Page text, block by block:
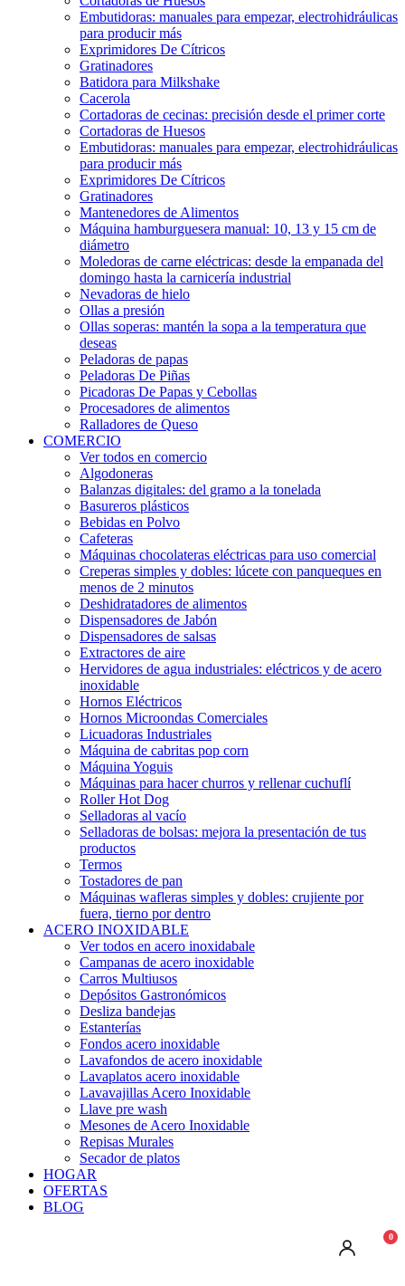
Embutidoras: manuales para empezar, electrohidráulicas
para producir más
Exprimidores De Cítricos
Gratinadores
Batidora para Milkshake
Cacerola
Cortadoras de cecinas: precisión desde el primer corte
Cortadoras de Huesos
Embutidoras: manuales para empezar, electrohidráulicas
para producir más
Exprimidores De Cítricos
Gratinadores
Mantenedores de Alimentos
Máquina hamburguesera manual: 10, 13 y 15 cm de
diámetro
Moledoras de carne eléctricas: desde la empanada del
domingo hasta la carnicería industrial
Nevadoras de hielo
Ollas a presión
Ollas soperas: mantén la sopa a la temperatura que
deseas
Peladoras de papas
Peladoras De Piñas
Picadoras De Papas y Cebollas
Procesadores de alimentos
Ralladores de Queso
COMERCIO
Ver todos en comercio
Algodoneras
Balanzas digitales: del gramo a la tonelada
Basureros plásticos
Bebidas en Polvo
Cafeteras
Máquinas chocolateras eléctricas para uso comercial
Creperas simples y dobles: lúcete con panqueques en
menos de 2 minutos
Deshidratadores de alimentos
Dispensadores de Jabón
Dispensadores de salsas
Extractores de aire
Hervidores de agua industriales: eléctricos y de acero
inoxidable
Hornos Eléctricos
Hornos Microondas Comerciales
Licuadoras Industriales
Máquina de cabritas pop corn
Máquina Yoguis
Máquinas para hacer churros y rellenar cuchuflí
Roller Hot Dog
Selladoras al vacío
Selladoras de bolsas: mejora la presentación de tus
productos
Termos
Tostadores de pan
Máquinas wafleras simples y dobles: crujiente por
fuera, tierno por dentro
ACERO INOXIDABLE
Ver todos en acero inoxidabale
Campanas de acero inoxidable
Carros Multiusos
Depósitos Gastronómicos
Desliza bandejas
Estanterías
Fondos acero inoxidable
Lavafondos de acero inoxidable
Lavaplatos acero inoxidable
Lavavajillas Acero Inoxidable
Llave pre wash
Mesones de Acero Inoxidable
Repisas Murales
Secador de platos
HOGAR
OFERTAS
BLOG
0